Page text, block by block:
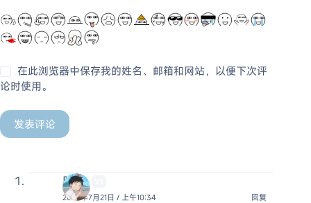
在此浏览器中保存我的姓名、邮箱和网站，以便下次评
论时使用。
发表评论
明石
2023年7月21日 / 上午10:34
回复